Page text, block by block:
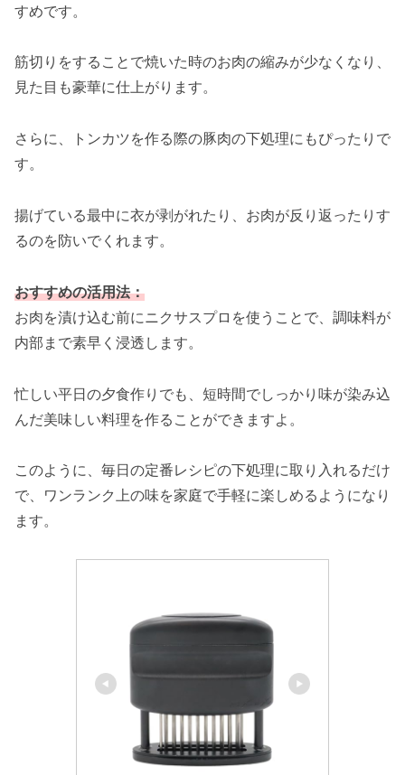
すめです。
筋切りをすることで焼いた時のお肉の縮みが少なくなり、
見た目も豪華に仕上がります。
さらに、トンカツを作る際の豚肉の下処理にもぴったりで
す。
揚げている最中に衣が剥がれたり、お肉が反り返ったりす
るのを防いでくれます。
おすすめの活用法：
お肉を漬け込む前にニクサスプロを使うことで、調味料が
内部まで素早く浸透します。
忙しい平日の夕食作りでも、短時間でしっかり味が染み込
んだ美味しい料理を作ることができますよ。
このように、毎日の定番レシピの下処理に取り入れるだけ
で、ワンランク上の味を家庭で手軽に楽しめるようになり
ます。